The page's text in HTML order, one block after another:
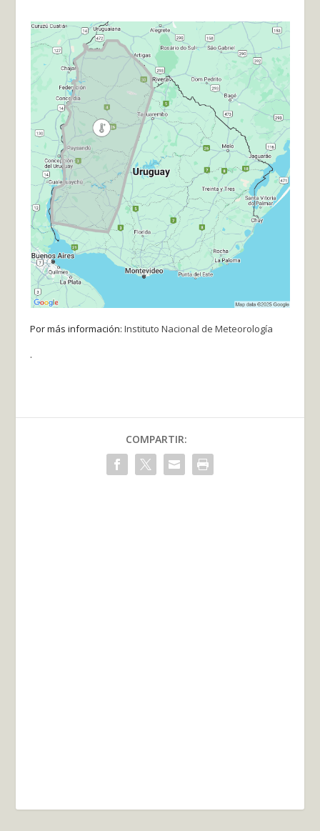
Por más información:Instituto Nacional de Meteorología
.
COMPARTIR: